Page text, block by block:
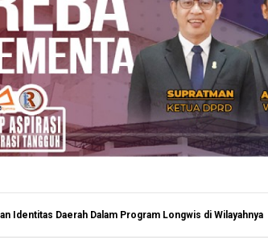
Identitas Daerah Dalam Program Longwis di Wilayahnya